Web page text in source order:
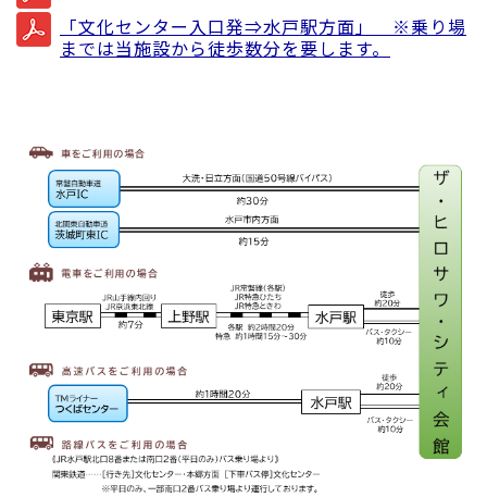
「文化センター入口発⇒水戸駅方面」 ※乗り場
までは当施設から徒歩数分を要します。